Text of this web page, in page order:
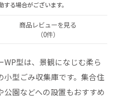
る場合がございます。
商品レビューを見る
（0件）
型は、景観になじむ柔ら
小型ごみ収集庫です。集合住
園などへの設置もおすすめ